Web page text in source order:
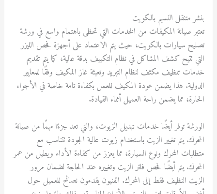
بنشر متنقل النسيم بالكويت
تعتبر صيانة المكيفات من الخدمات التي تحظى باهتمام واسع في ورشة
تصليح سيارات بالكويت، حيث يتم الاعتماد على أجهزة فحص الليزر
التي تتيح كشف المشاكل في نظام التكييف بدقة عالية، كما يتم تقديم
خدمات تنظيف مكثف لنظام التبريد وتعبئة غاز المكيف وفقًا للمعايير
الدولية. هذا يضمن عودة المكيف للعمل بكفاءة تامة خاصة في الأجواء
الحارة، مما يضمن راحة العميل أثناء القيادة.
الورشة توفر أيضًا خدمات تبديل الزيوت، والتي تعد جزءًا مهمًا من صيانة
المحرك. يتم تغيير الزيت باستخدام زيوت عالية الجودة تتناسب مع
متطلبات المحرك ونوع السيارة، مما يعزز من كفاءة الأداء ويطيل من عمر
المحرك. يتم أيضًا فحص فلتر الزيت وتغييره عند الحاجة لضمان مرور
الزيت النظيف فقط إلى المحرك. الفنيون يقدمون نصائح للعميل حول